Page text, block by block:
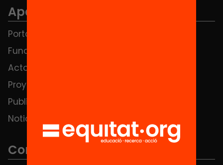
Apartados
Portada
Fundación
Actos
Proyectos
Publicaciones y vídeos
Noticias
Contacto